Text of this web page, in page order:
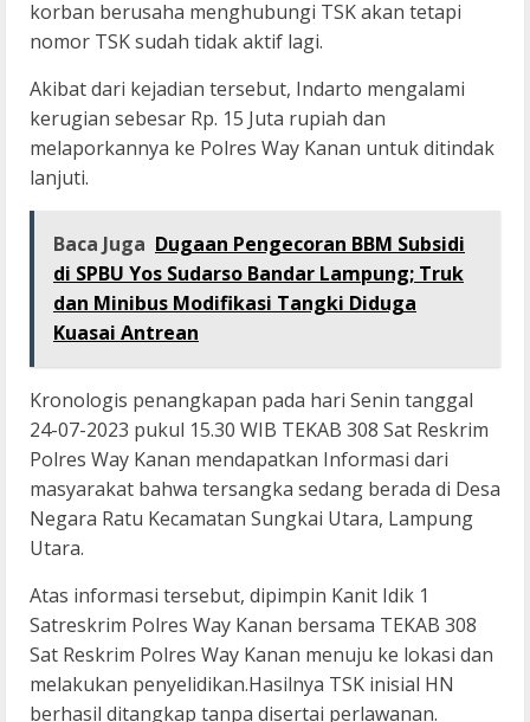
korban berusaha menghubungi TSK akan tetapi
nomor TSK sudah tidak aktif lagi.
Akibat dari kejadian tersebut, Indarto mengalami
kerugian sebesar Rp. 15 Juta rupiah dan
melaporkannya ke Polres Way Kanan untuk ditindak
lanjuti.
Baca Juga Dugaan Pengecoran BBM Subsidi
di SPBU Yos Sudarso Bandar Lampung; Truk
dan Minibus Modifikasi Tangki Diduga
Kuasai Antrean
Kronologis penangkapan pada hari Senin tanggal
24-07-2023 pukul 15.30 WIB TEKAB 308 Sat Reskrim
Polres Way Kanan mendapatkan Informasi dari
masyarakat bahwa tersangka sedang berada di Desa
Negara Ratu Kecamatan Sungkai Utara, Lampung
Utara.
Atas informasi tersebut, dipimpin Kanit Idik 1
Satreskrim Polres Way Kanan bersama TEKAB 308
Sat Reskrim Polres Way Kanan menuju ke lokasi dan
melakukan penyelidikan.Hasilnya TSK inisial HN
berhasil ditangkap tanpa disertai perlawanan.